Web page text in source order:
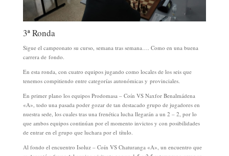
3ª Ronda
Sigue el campeonato su curso, semana tras semana…. Como en una buena
carrera de fondo.
En esta ronda, con cuatro equipos jugando como locales de los seis que
tenemos compitiendo entre categorías autonómicas y provinciales.
En primer plano los equipos Prodomasa – Coín VS Naxfor Benalmádena
«A», todo una pasada poder gozar de tan destacado grupo de jugadores en
nuestra sede, los cuales tras una frenética lucha llegarán a un 2 – 2, por lo
que ambos equipos continúan por el momento invictos y con posibilidades
de entrar en el grupo que luchara por el título.
Al fondo el encuentro Isoluz – Coín VS Chaturanga «A», un encuentro que